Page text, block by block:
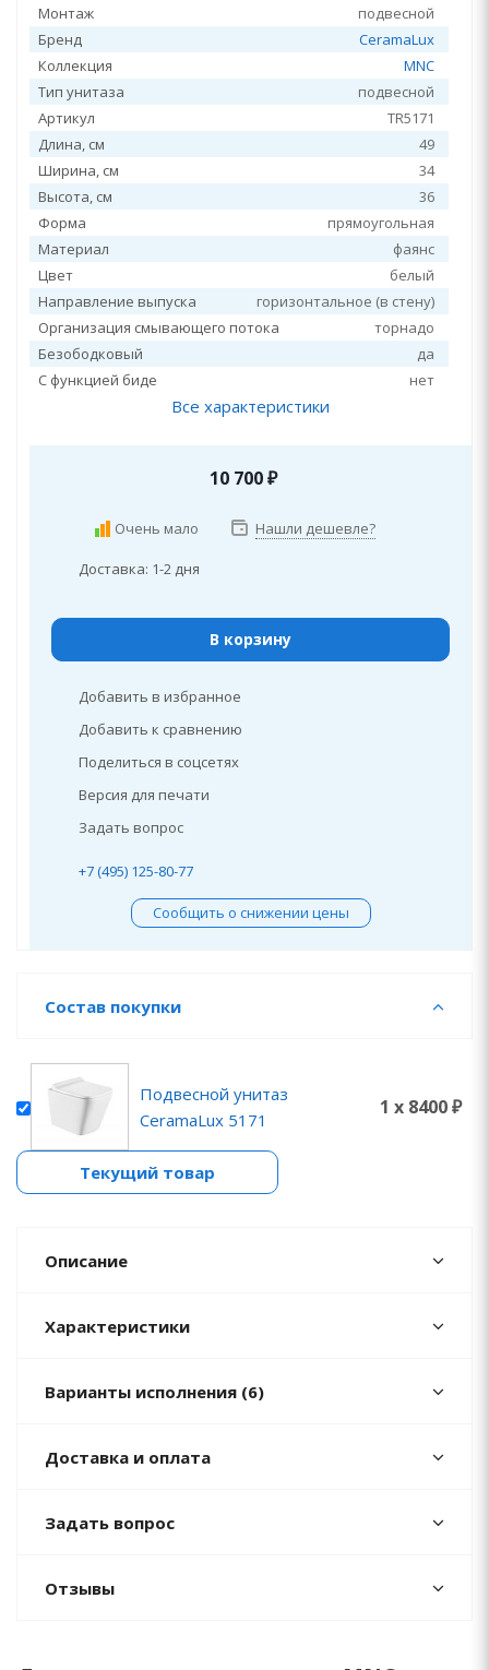
Монтаж
подвесной
Бренд
CeramaLux
Коллекция
MNC
Тип унитаза
подвесной
Артикул
TR5171
Длина, см
49
Ширина, см
34
Высота, см
36
Форма
прямоугольная
Материал
фаянс
Цвет
белый
Направление выпуска
горизонтальное (в стену)
Организация смывающего потока
торнадо
Безободковый
да
С функцией биде
нет
Все характеристики
10 700₽
Очень мало Нашли дешевле?
Доставка: 1-2 дня
В корзину
Добавить в избранное
Добавить к сравнению
Поделиться в соцсетях
Версия для печати
Задать вопрос
+7 (495) 125-80-77
Сообщить о снижении цены
Состав покупки
Подвесной унитаз
CeramaLux 5171
1 x 8400 ₽
Текущий товар
Описание
Характеристики
Варианты исполнения (6)
Доставка и оплата
Задать вопрос
Отзывы